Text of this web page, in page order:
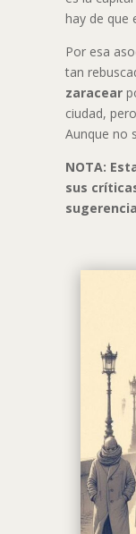
hay de que
Por esa
tan
zaracear
ciudad,
Aunque no
NOTA:
sus